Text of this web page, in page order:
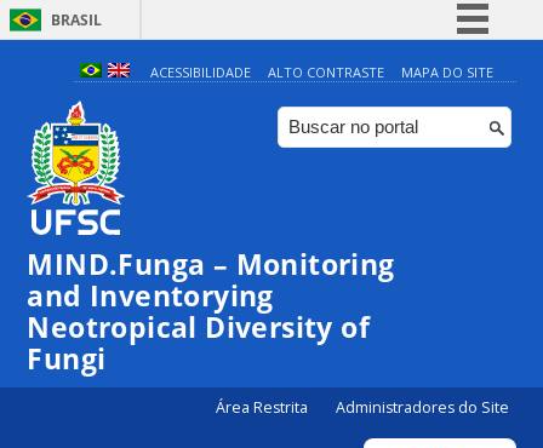
BRASIL
Simplifique!
Comunica BR
Participe
Canais
ACESSIBILIDADE ALTO CONTRASTE MAPA DO SITE
MIND.Funga – Monitoring
and Inventorying
Neotropical Diversity of
Fungi
Área Restrita Administradores do Site